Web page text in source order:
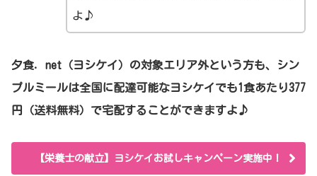
よ♪
夕食．net（ヨシケイ）の対象エリア外という方も、シン
プルミールは全国に配達可能なヨシケイでも1食あたり377
円（送料無料）で宅配することができますよ♪
【栄養士の献立】ヨシケイお試しキャンペーン実施中！